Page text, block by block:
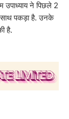
ने पिछले 2
साथ पकड़ा है. उनके
है.